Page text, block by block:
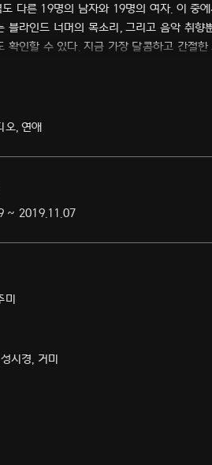
도 다른 19명의 남자와 19명의 여자. 이 중
블라인드 너머의 목소리, 그리고 음악 취
확인할 수 있다. 지금 가장 달콤하고 간절
오, 연애
~ 2019.11.07
미
시경, 거미